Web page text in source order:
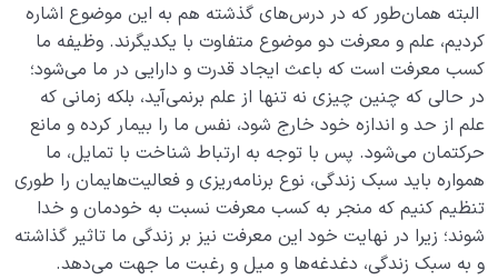
البته همان‌طور که در درس‌های گذشته هم به این موضوع اشاره
کردیم، علم و معرفت دو موضوع متفاوت با یکدیگرند. وظیفه ما
کسب معرفت است که باعث ایجاد قدرت و دارایی در ما می‌شود؛
در حالی که چنین چیزی نه تنها از علم برنمی‌آید، بلکه زمانی که
علم از حد و اندازه خود خارج شود، نفس ما را بیمار کرده و مانع
حرکتمان می‌شود. پس با توجه به ارتباط شناخت با تمایل، ما
همواره باید سبک زندگی، نوع برنامه‌ریزی و فعالیت‌هایمان را طوری
تنظیم کنیم که منجر به کسب معرفت نسبت به خودمان و خدا
شوند؛ زیرا در نهایت خود این معرفت نیز بر زندگی ما تاثیر گذاشته
و به سبک زندگی، دغدغه‌ها و میل و رغبت ما جهت می‌دهد.